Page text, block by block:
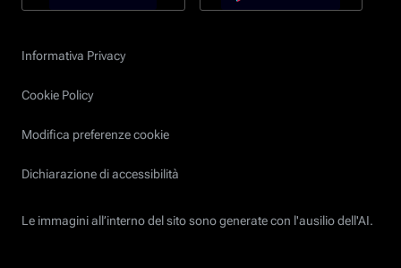
Informativa Privacy
Cookie Policy
Modifica preferenze cookie
Dichiarazione di accessibilità
Le immagini all’interno del sito sono generate con l'ausilio dell'AI.